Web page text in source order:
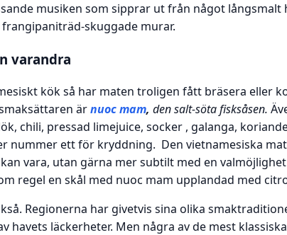
musiken som sipprar ut från något långsmalt
skuggade murar.
varandra
kök så har maten troligen fått bräsera eller
ärnuoc mam, den salt-söta fisksåsen.
chili, pressad limejuice, socker , galanga,
nummer ett för kryddning. Den vietnamesiska
vara, utan gärna mer subtilt med en
regel en skål med nuoc mam upplandad med
Regionerna har givetvis sina olika
havets läckerheter. Men några av de mest